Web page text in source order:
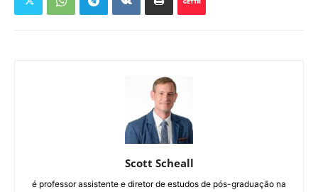
Scott Scheall
é professor assistente e diretor de estudos de pós-graduação na